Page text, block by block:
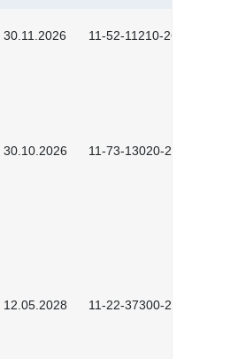
30.11.2026 11-52-11210-2602
30.10.2026 11-73-13020-2601
12.05.2028 11-22-37300-2604